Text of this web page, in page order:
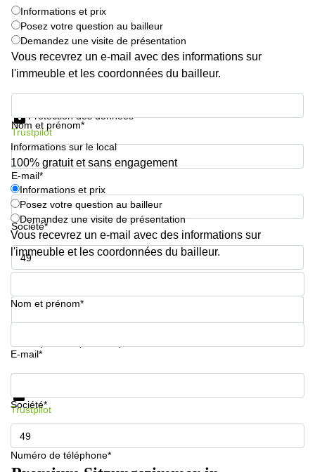
Versoix
Coworking
Meyrin
Salle
réunion
Salles
de
réunion
Genève
Salle de
réunion
Lausanne
Business
center
Lausanne
Rue de
Lausanne
69
Genève
Avenue
Genève
Quai
de l’Ile
13
Genève
Suisse
8A
Etoy
Esplanade
Rouge 4
Lancy
de
Meyrin
267
Chemin
de la
Drance 2
Martigny
Informations et prix
Posez votre question au bailleur
Demandez une visite de présentation
Vous recevrez un e-mail avec des informations sur
l'immeuble et les coordonnées du bailleur.
Nom et prénom*
E-mail*
Société*
Numéro de téléphone*
Protection des données
Trustpilot
Informations sur le local
100% gratuit et sans engagement
Informations et prix
Posez votre question au bailleur
Demandez une visite de présentation
Vous recevrez un e-mail avec des informations sur
l'immeuble et les coordonnées du bailleur.
Nom et prénom*
E-mail*
Société*
Numéro de téléphone*
Informations et prix
Trustpilot